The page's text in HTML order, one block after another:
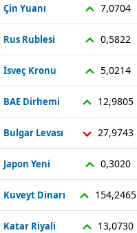
Çin Yuanı 7,0704
Rus Rublesi 0,5822
İsveç Kronu 5,0214
BAE Dirhemi 12,9805
Bulgar Levası 27,9743
Japon Yeni 0,3020
Kuveyt Dinarı 154,2465
Katar Riyali 13,0730